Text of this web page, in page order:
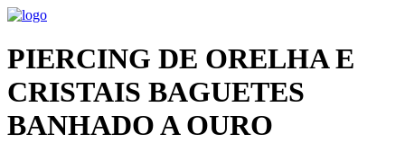
PIERCING DE ORELHA E
CRISTAIS BAGUETES
BANHADO A OURO